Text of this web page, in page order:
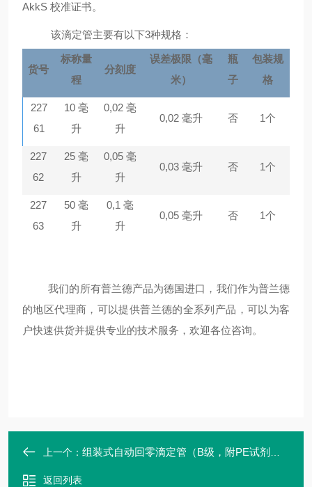
AkkS 校准证书。
该滴定管主要有以下3种规格 ：
货号
标称量
程
分刻度
误差极限（毫
米）
瓶
子
包装规
格
227
61
10 毫
升
0,02 毫
升
0,02 毫升 否 1个
227
62
25 毫
升
0,05 毫
升
0,03 毫升 否 1个
227
63
50 毫
升
0,1 毫
升
0,05 毫升 否 1个
我们的所有普兰德产品为德国进口，我们作为普兰德
的地区代理商，可以提供普兰德的全系列产品，可以为客
户快速供货并提供专业的技术服务，欢迎各位咨询。
上一个： 组装式自动回零滴定管（B级，附PE试剂瓶）
返回列表